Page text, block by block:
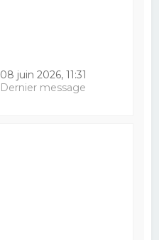
08 juin 2026, 11:31
Dernier message